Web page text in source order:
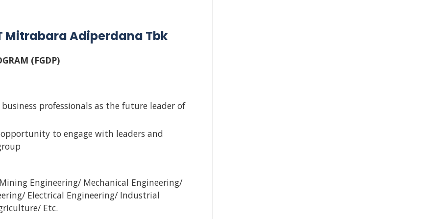
Mitrabara Adiperdana Tbk
(FGDP)
professionals as the future leader of
to engage with leaders and
Engineering/ Mechanical Engineering/
Electrical Engineering/ Industrial
Etc.